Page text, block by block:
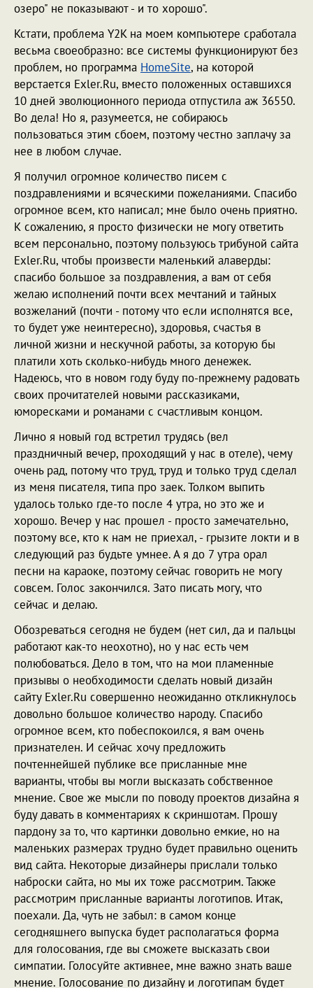
озеро" не показывают - и то хорошо".
Кстати, проблема Y2K на моем компьютере сработала
весьма своеобразно: все системы функционируют без
проблем, но программа HomeSite, на которой
верстается Exler.Ru, вместо положенных оставшихся
10 дней эволюционного периода отпустила аж 36550.
Во дела! Но я, разумеется, не собираюсь
пользоваться этим сбоем, поэтому честно заплачу за
нее в любом случае.
Я получил огромное количество писем с
поздравлениями и всяческими пожеланиями. Спасибо
огромное всем, кто написал; мне было очень приятно.
К сожалению, я просто физически не могу ответить
всем персонально, поэтому пользуюсь трибуной сайта
Exler.Ru, чтобы произвести маленький алаверды:
спасибо большое за поздравления, а вам от себя
желаю исполнений почти всех мечтаний и тайных
возжеланий (почти - потому что если исполнятся все,
то будет уже неинтересно), здоровья, счастья в
личной жизни и нескучной работы, за которую бы
платили хоть сколько-нибудь много денежек.
Надеюсь, что в новом году буду по-прежнему радовать
своих прочитателей новыми рассказиками,
юморесками и романами с счастливым концом.
Лично я новый год встретил трудясь (вел
праздничный вечер, проходящий у нас в отеле), чему
очень рад, потому что труд, труд и только труд сделал
из меня писателя, типа про заек. Толком выпить
удалось только где-то после 4 утра, но это же и
хорошо. Вечер у нас прошел - просто замечательно,
поэтому все, кто к нам не приехал, - грызите локти и в
следующий раз будьте умнее. А я до 7 утра орал
песни на караоке, поэтому сейчас говорить не могу
совсем. Голос закончился. Зато писать могу, что
сейчас и делаю.
Обозреваться сегодня не будем (нет сил, да и пальцы
работают как-то неохотно), но у нас есть чем
полюбоваться. Дело в том, что на мои пламенные
призывы о необходимости сделать новый дизайн
сайту Exler.Ru совершенно неожиданно откликнулось
довольно большое количество народу. Спасибо
огромное всем, кто побеспокоился, я вам очень
признателен. И сейчас хочу предложить
почтеннейшей публике все присланные мне
варианты, чтобы вы могли высказать собственное
мнение. Свое же мысли по поводу проектов дизайна я
буду давать в комментариях к скриншотам. Прошу
пардону за то, что картинки довольно емкие, но на
маленьких размерах трудно будет правильно оценить
вид сайта. Некоторые дизайнеры прислали только
наброски сайта, но мы их тоже рассмотрим. Также
рассмотрим присланные варианты логотипов. Итак,
поехали. Да, чуть не забыл: в самом конце
сегодняшнего выпуска будет располагаться форма
для голосования, где вы сможете высказать свои
симпатии. Голосуйте активнее, мне важно знать ваше
мнение. Голосование по дизайну и логотипам будет